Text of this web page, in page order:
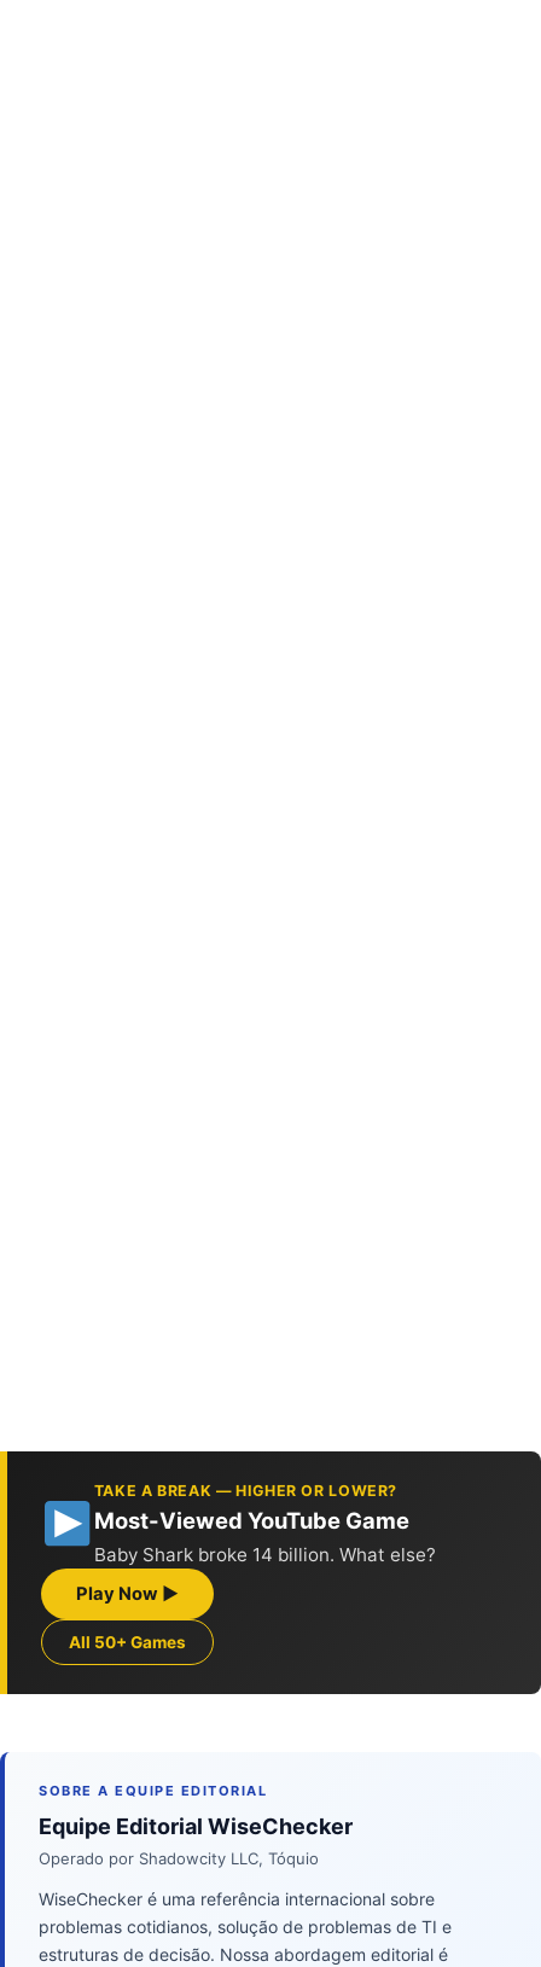
TAKE A BREAK — HIGHER OR LOWER?
Most-Viewed YouTube Game
Baby Shark broke 14 billion. What else?
Play Now ▶
All 50+ Games
SOBRE A EQUIPE EDITORIAL
Equipe Editorial WiseChecker
Operado por Shadowcity LLC, Tóquio
WiseChecker é uma referência internacional sobre
problemas cotidianos, solução de problemas de TI e
estruturas de decisão. Nossa abordagem editorial é